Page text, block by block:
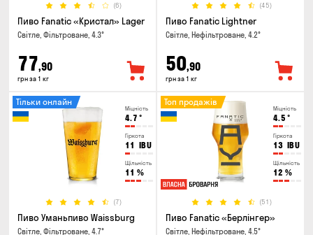
(6)
Пиво Fanatic «Кристал» Lager
Світле, Фільтроване, 4.3°
77,90
грн за 1 кг
(45)
Пиво Fanatic Lightner
Світле, Нефільтроване, 4.2°
50,90
грн за 1 кг
Міцність
4.7 °
Гіркота
11 IBU
Щільність
11 %
(7)
Тільки онлайн
Пиво Уманьпиво Waissburg
Світле, Фільтроване, 4.7°
Міцність
4.5 °
Гіркота
13 IBU
Щільність
12 %
(51)
Топ продажів
Пиво Fanatic «Берлінгер»
Світле, Нефільтроване, 4.5°